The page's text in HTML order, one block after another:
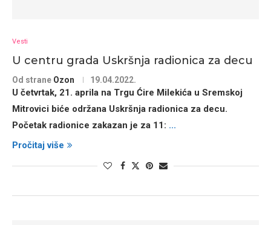
Vesti
U centru grada Uskršnja radionica za decu
Od strane Ozon 19.04.2022.
U četvrtak, 21. aprila na Trgu Ćire Milekića u Sremskoj
Mitrovici biće održana Uskršnja radionica za decu.
Početak radionice zakazan je za 11: ...
Pročitaj više